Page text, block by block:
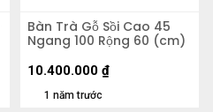
Bàn Trà Gỗ Sồi Cao 45
Ngang 100 Rộng 60 (cm)
1 năm trước
10.400.000 ₫